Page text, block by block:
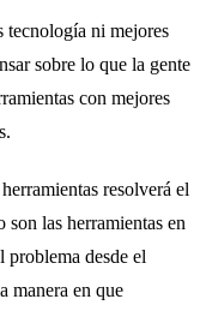
tecnología ni mejores
sobre lo que la gente
con mejores
resolverá el
las herramientas en
problema desde el
manera en que